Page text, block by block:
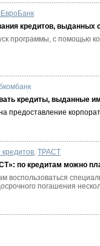
кредитов, выданных
программы, с помощью
кредиты, выданные
предоставление
,ТРАСТ
по кредитам можно
воспользоваться
погашения